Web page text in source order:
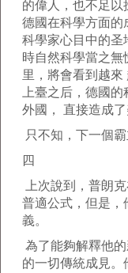
的偉人，也不足以
德國在科學方面的
科學家心目中的圣
時自然科學當之
里，將會看到越
上臺之后，德國
外國， 直接造成
只不知，下一個
四
上次說到，普朗
普適公式，但是，
義。
為了能夠解釋他
的一切傳統成見。